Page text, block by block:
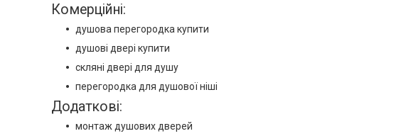
Комерційні:
душова перегородка купити
душові двері купити
скляні двері для душу
перегородка для душової ніші
Додаткові:
монтаж душових дверей